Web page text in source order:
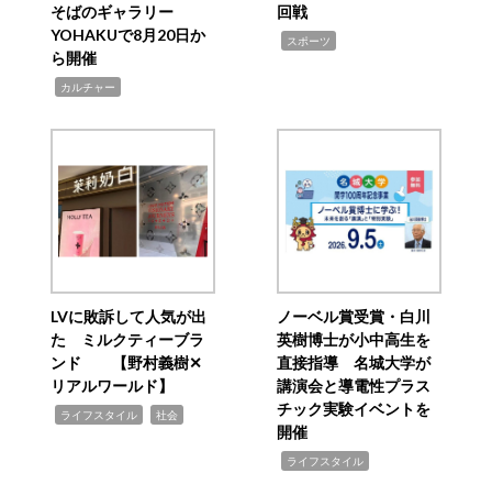
そばのギャラリー
YOHAKUで8月20日か
ら開催
カルチャー
回戦
スポーツ
LVに敗訴して人気が出
た ミルクティーブラ
ンド 【野村義樹✕
リアルワールド】
ライフスタイル 社会
ノーベル賞受賞・白川
英樹博士が小中高生を
直接指導 名城大学が
講演会と導電性プラス
チック実験イベントを
開催
ライフスタイル